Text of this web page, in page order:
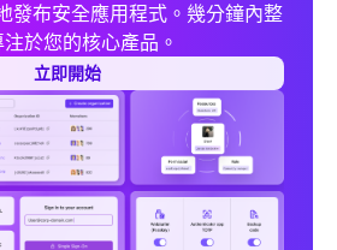
發布安全應用程式。幾分鐘內整
於您的核心產品。
立即開始